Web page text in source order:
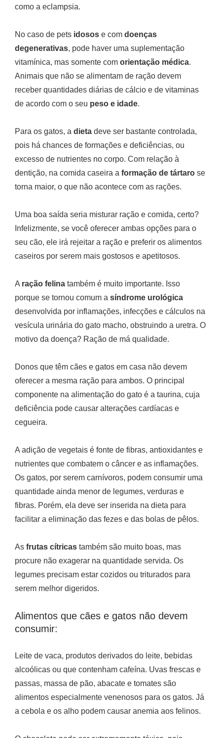
como a eclampsia.
No caso de pets idosos e com doenças
degenerativas, pode haver uma suplementação
vitamínica, mas somente com orientação médica.
Animais que não se alimentam de ração devem
receber quantidades diárias de cálcio e de vitaminas
de acordo com o seu peso e idade.
Para os gatos, a dieta deve ser bastante controlada,
pois há chances de formações e deficiências, ou
excesso de nutrientes no corpo. Com relação à
dentição, na comida caseira a formação de tártaro se
torna maior, o que não acontece com as rações.
Uma boa saída seria misturar ração e comida, certo?
Infelizmente, se você oferecer ambas opções para o
seu cão, ele irá rejeitar a ração e preferir os alimentos
caseiros por serem mais gostosos e apetitosos.
A ração felina também é muito importante. Isso
porque se tornou comum a síndrome urológica
desenvolvida por inflamações, infecções e cálculos na
vesícula urinária do gato macho, obstruindo a uretra. O
motivo da doença? Ração de má qualidade.
Donos que têm cães e gatos em casa não devem
oferecer a mesma ração para ambos. O principal
componente na alimentação do gato é a taurina, cuja
deficiência pode causar alterações cardíacas e
cegueira.
A adição de vegetais é fonte de fibras, antioxidantes e
nutrientes que combatem o câncer e as inflamações.
Os gatos, por serem carnívoros, podem consumir uma
quantidade ainda menor de legumes, verduras e
fibras. Porém, ela deve ser inserida na dieta para
facilitar a eliminação das fezes e das bolas de pêlos.
As frutas cítricas também são muito boas, mas
procure não exagerar na quantidade servida. Os
legumes precisam estar cozidos ou triturados para
serem melhor digeridos.
Alimentos que cães e gatos não devem
consumir:
Leite de vaca, produtos derivados do leite, bebidas
alcoólicas ou que contenham cafeína. Uvas frescas e
passas, massa de pão, abacate e tomates são
alimentos especialmente venenosos para os gatos. Já
a cebola e os alho podem causar anemia aos felinos.